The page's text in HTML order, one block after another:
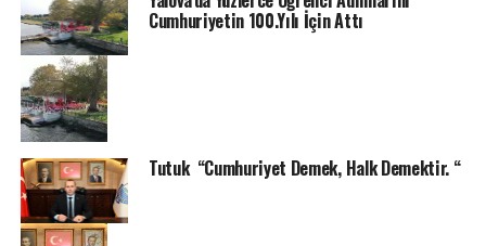
Cumhuriyetin 100.Yılı İçin Attı
Tutuk “Cumhuriyet Demek, Halk Demektir. “